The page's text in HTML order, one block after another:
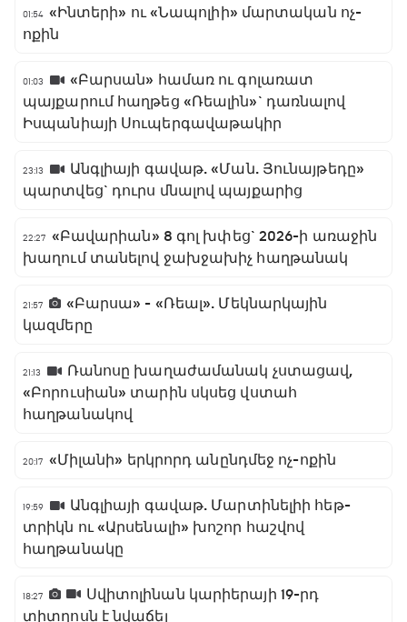
01:54 «Ինտերի» ու «Նապոլիի» մարտական ոչ-
ոքին
01:03
«Բարսան» համառ ու գոլառատ
պայքարում հաղթեց «Ռեալին»` դառնալով
Իսպանիայի Սուպերգավաթակիր
23:13
Անգլիայի գավաթ. «Ման. Յունայթեդը»
պարտվեց` դուրս մնալով պայքարից
22:27 «Բավարիան» 8 գոլ խփեց` 2026-ի առաջին
խաղում տանելով ջախջախիչ հաղթանակ
21:57
«Բարսա» - «Ռեալ». Մեկնարկային
կազմերը
21:13
Ռանոսը խաղաժամանակ չստացավ,
«Բորուսիան» տարին սկսեց վստահ
հաղթանակով
20:17 «Միլանի» երկրորդ անընդմեջ ոչ-ոքին
19:59
Անգլիայի գավաթ. Մարտինելիի հեթ-
տրիկն ու «Արսենալի» խոշոր հաշվով
հաղթանակը
18:27
Սվիտոլինան կարիերայի 19-րդ
տիտղոսն է նվաճել